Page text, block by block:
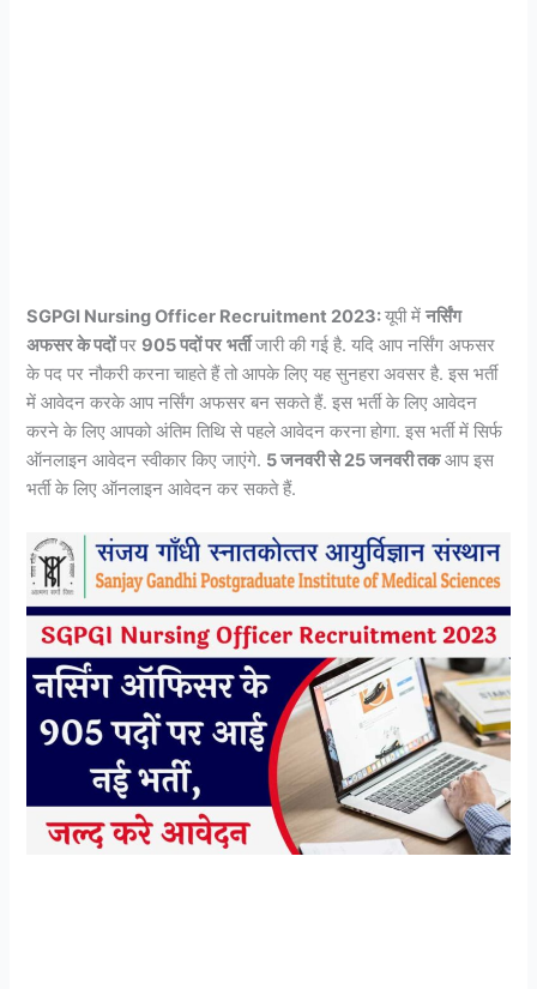
SGPGI Nursing Officer Recruitment 2023:यूपी मेंनर्सिंग
अफसर के पदोंपर 905 पदों पर भर्तीजारी की गई है. यदि आप नर्सिंग अफसर
के पद पर नौकरी करना चाहते हैं तो आपके लिए यह सुनहरा अवसर है. इस भर्ती
में आवेदन करके आप नर्सिंग अफसर बन सकते हैं. इस भर्ती के लिए आवेदन
करने के लिए आपको अंतिम तिथि से पहले आवेदन करना होगा. इस भर्ती में सिर्फ
ऑनलाइन आवेदन स्वीकार किए जाएंगे. 5 जनवरी से 25 जनवरी तकआप इस
भर्ती के लिए ऑनलाइन आवेदन कर सकते हैं.